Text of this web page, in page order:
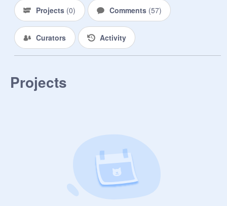
Projects (0) Comments (57)
Curators Activity
Projects